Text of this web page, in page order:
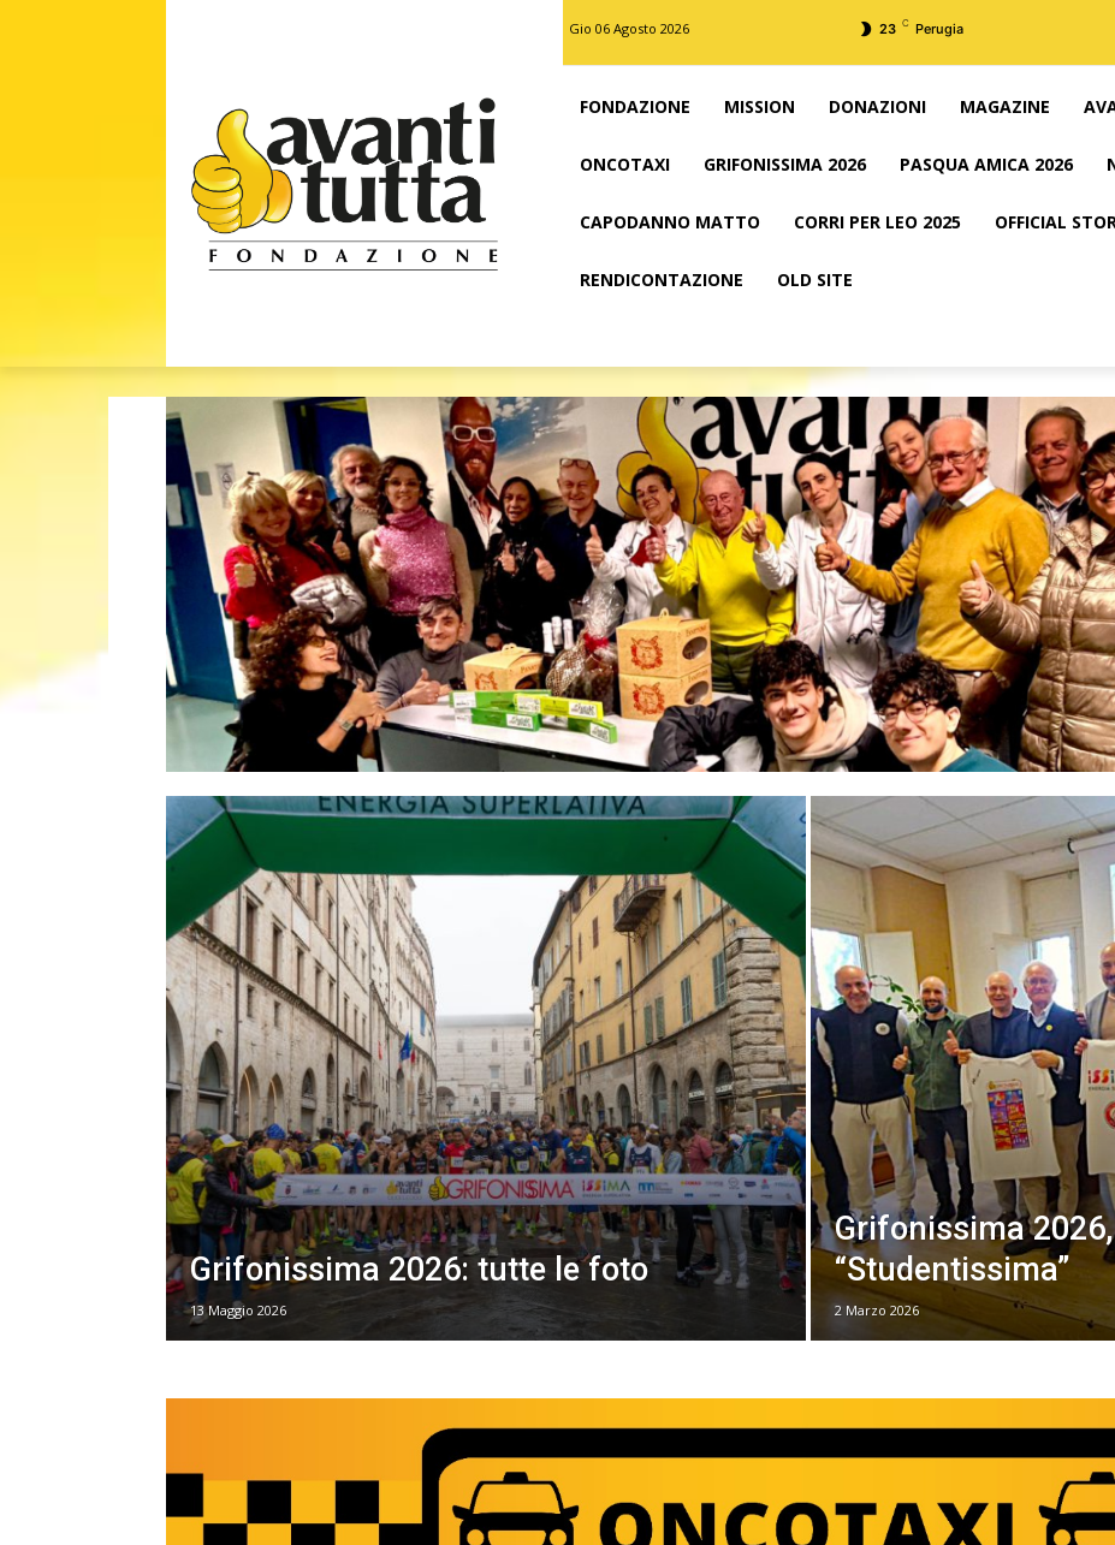
Gio 06 Agosto 2026 23 C Perugia
FONDAZIONE MISSION DONAZIONI MAGAZINE
ONCOTAXI GRIFONISSIMA 2026 PASQUA AMICA 2026
CAPODANNO MATTO CORRI PER LEO 2025 OFFICIAL
RENDICONTAZIONE OLD SITE
Grifonissima 2026: tutte le foto
13 Maggio 2026
Grifonissima
“Studentissima”
2 Marzo 2026